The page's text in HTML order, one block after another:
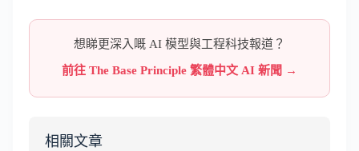
想睇更深入嘅 AI 模型與工程科技報道？
前往 The Base Principle 繁體中文 AI 新聞 →
相關文章